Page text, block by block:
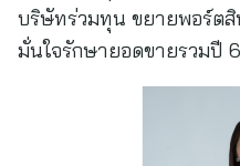
บริษัทร่วมทุน ขยายพอร์ต
มั่นใจรักษายอดขายรวมปี